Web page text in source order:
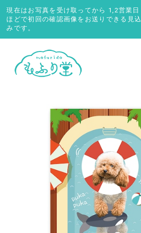
現在はお写真を受け取ってから 1,2営業日
ほどで初回の確認画像をお送りできる見込
みです。